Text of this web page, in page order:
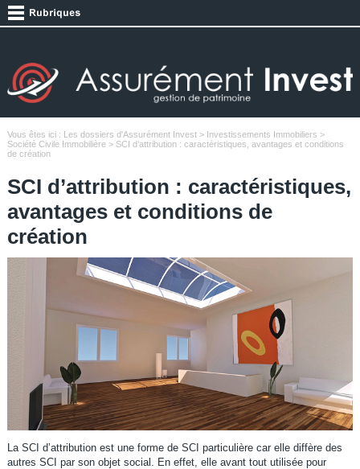
Vous êtes ici : Les dossiers d'Assurément Invest> Investissements Immobiliers >
Société Civile Immobilière> SCI d’attribution : caractéristiques, avantages et conditions
de création
SCI d’attribution : caractéristiques,
avantages et conditions de
création
La SCI d’attribution est une forme de SCI particulière car elle diffère des
autres SCI par son objet social. En effet, elle avant tout utilisée pour